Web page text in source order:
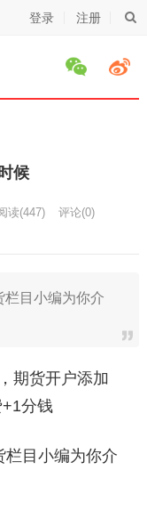
登录 注册
候
读(447) 评论(0)
目小编为你介
期货开户添加
分钱
目小编为你介